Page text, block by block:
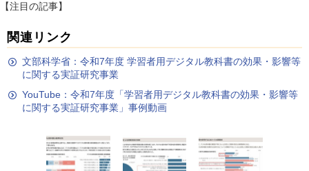
【注目の記事】
関連リンク
文部科学省：令和7年度 学習者用デジタル教科書の効果・影響等
に関する実証研究事業
YouTube：令和7年度「学習者用デジタル教科書の効果・影響等
に関する実証研究事業」事例動画